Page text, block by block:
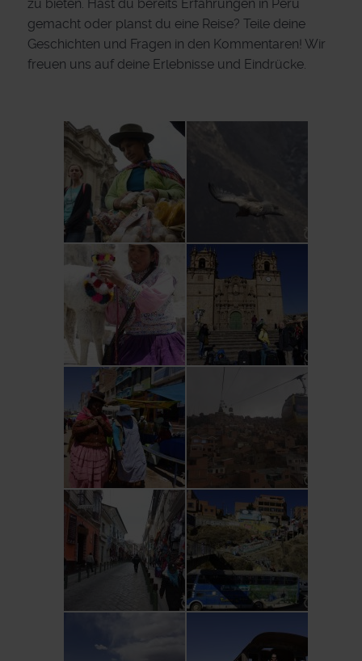
zu bieten. Hast du bereits Erfahrungen in Peru
gemacht oder planst du eine Reise? Teile deine
Geschichten und Fragen in den Kommentaren! Wir
freuen uns auf deine Erlebnisse und Eindrücke.